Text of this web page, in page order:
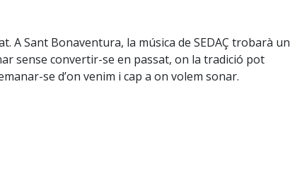
A Sant Bonaventura, la música de SEDAÇ trobarà un
sense convertir-se en passat, on la tradició pot
se d’on venim i cap a on volem sonar.